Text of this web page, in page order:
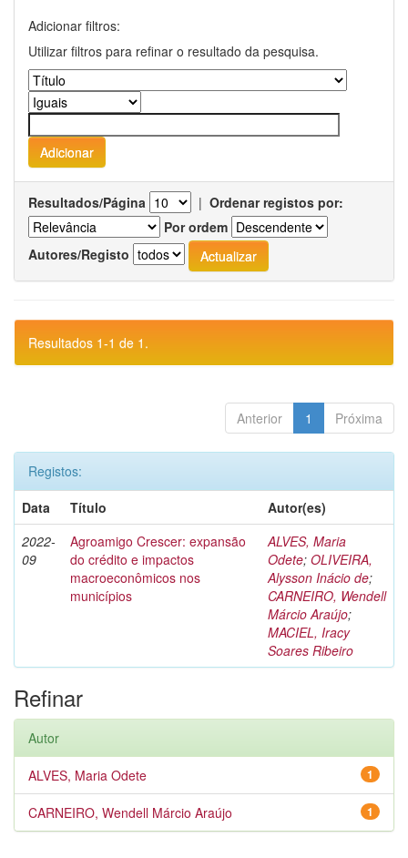
Adicionar filtros:
Utilizar filtros para refinar o resultado da pesquisa.
Resultados/Página | Ordenar registos por:
Por ordem
Autores/Registo
Resultados 1-1 de 1.
Anterior 1 Próxima
Registos:
Data
Título
Autor(es)
2022-
09
Agroamigo Crescer: expansão
do crédito e impactos
macroeconômicos nos
municípios
ALVES, Maria
Odete; OLIVEIRA,
Alysson Inácio de;
CARNEIRO, Wendell
Márcio Araújo;
MACIEL, Iracy
Soares Ribeiro
Refinar
Autor
1
ALVES, Maria Odete
1
CARNEIRO, Wendell Márcio Araújo